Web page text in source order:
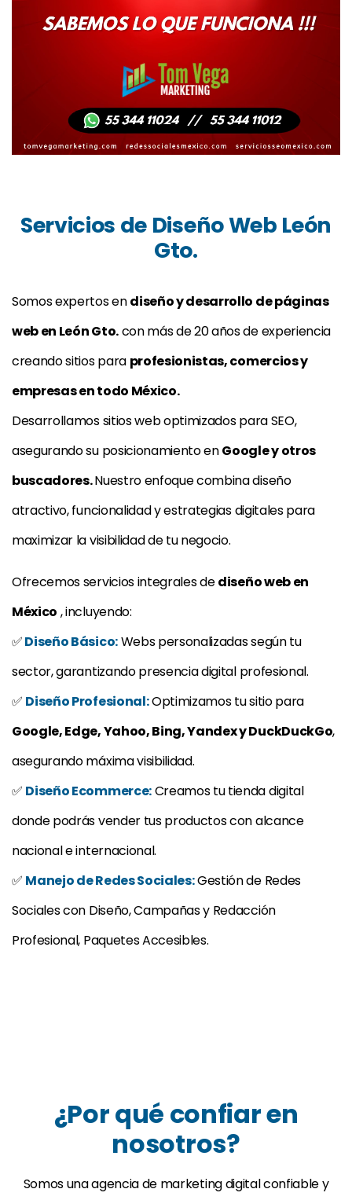
Servicios de Diseño Web León
Gto.
Somos expertos endiseño y desarrollo de páginas
web en León Gto.con más de 20 años de experiencia
creando sitios para profesionistas, comercios y
empresas en todo México.
Desarrollamos sitios web optimizados para SEO,
asegurando su posicionamiento enGoogle y otros
buscadores.Nuestro enfoque combina diseño
atractivo, funcionalidad y estrategias digitales para
maximizar la visibilidad de tu negocio.
Ofrecemos servicios integrales dediseño web en
México , incluyendo:
✅Diseño Básico:Webs personalizadas según tu
sector, garantizando presencia digital profesional.
✅ Diseño Profesional:Optimizamos tu sitio para
Google, Edge, Yahoo, Bing, Yandex y DuckDuckGo,
asegurando máxima visibilidad.
✅ Diseño Ecommerce:Creamos tu tienda digital
donde podrás vender tus productos con alcance
nacional e internacional.
✅ Manejo de Redes Sociales:Gestión de Redes
Sociales con Diseño, Campañas y Redacción
Profesional, Paquetes Accesibles.
¿Por qué confiar en
nosotros?
Somos una agencia de marketing digital confiable y